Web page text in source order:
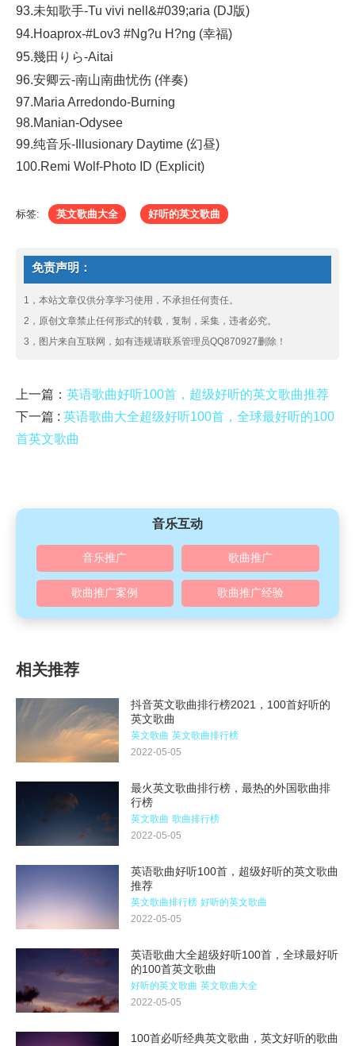
93.未知歌手-Tu vivi nell&#039;aria (DJ版)
94.Hoaprox-#Lov3 #Ng?u H?ng (幸福)
95.幾田りら-Aitai
96.安卿云-南山南曲忧伤 (伴奏)
97.Maria Arredondo-Burning
98.Manian-Odysee
99.纯音乐-Illusionary Daytime (幻昼)
100.Remi Wolf-Photo ID (Explicit)
标签: 英文歌曲大全 好听的英文歌曲
免责声明：
1，本站文章仅供分享学习使用，不承担任何责任。
2，原创文章禁止任何形式的转载，复制，采集，违者必究。
3，图片来自互联网，如有违规请联系管理员QQ870927删除！
上一篇： 英语歌曲好听100首，超级好听的英文歌曲推荐
下一篇 : 英语歌曲大全超级好听100首，全球最好听的100
首英文歌曲
音乐互动
音乐推广 歌曲推广
歌曲推广案例 歌曲推广经验
相关推荐
抖音英文歌曲排行榜2021，100首好听的
英文歌曲
英文歌曲 英文歌曲排行榜
2022-05-05
最火英文歌曲排行榜，最热的外国歌曲排
行榜
英文歌曲 歌曲排行榜
2022-05-05
英语歌曲好听100首，超级好听的英文歌曲
推荐
英文歌曲排行榜 好听的英文歌曲
2022-05-05
英语歌曲大全超级好听100首，全球最好听
的100首英文歌曲
好听的英文歌曲 英文歌曲大全
2022-05-05
100首必听经典英文歌曲，英文好听的歌曲